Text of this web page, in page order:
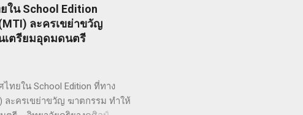
ใน School Edition
ละครเขย่าขวัญ
เตรียมอุดมดนตรี
ทยใน School Edition ที่ทาง
ละครเขย่าขวัญ ฆาตกรรม ทำให้